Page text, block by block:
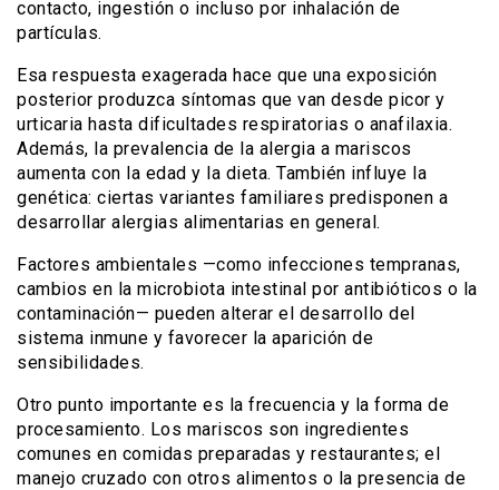
contacto, ingestión o incluso por inhalación de
partículas.
Esa respuesta exagerada hace que una exposición
posterior produzca síntomas que van desde picor y
urticaria hasta dificultades respiratorias o anafilaxia.
Además, la prevalencia de la alergia a mariscos
aumenta con la edad y la dieta. También influye la
genética: ciertas variantes familiares predisponen a
desarrollar alergias alimentarias en general.
Factores ambientales —como infecciones tempranas,
cambios en la microbiota intestinal por antibióticos o la
contaminación— pueden alterar el desarrollo del
sistema inmune y favorecer la aparición de
sensibilidades.
Otro punto importante es la frecuencia y la forma de
procesamiento. Los mariscos son ingredientes
comunes en comidas preparadas y restaurantes; el
manejo cruzado con otros alimentos o la presencia de